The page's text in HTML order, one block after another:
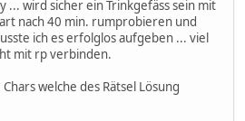
... wird sicher ein Trinkgefäss sein mit
nach 40 min. rumprobieren und
ich es erfolglos aufgeben ... viel
mit rp verbinden.
welche des Rätsel Lösung